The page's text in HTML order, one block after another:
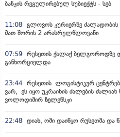
ბანკის რეგულირებულ სუბიექტს - სებ
11:08 გლოვოს კურიერზე ძალადობის
მათ შორის 2 არასრულწლოვანი
07:59 რუსეთის ქალაქ ბელგოროდზე
განხორციელდა
23:44 რუსეთის ლოგისტიკურ
ვარ, ეს იყო უკრაინის ძალების
ვოლოდიმირ ზელენსკი
22:48 დიახ, ომი დაიწყო რუსეთმა და